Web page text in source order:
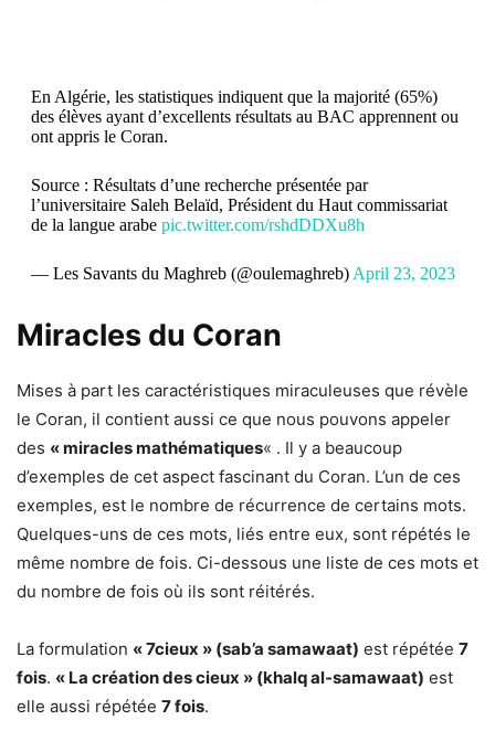
En Algérie, les statistiques indiquent que la majorité (65%)
des élèves ayant d’excellents résultats au BAC apprennent ou
ont appris le Coran.
Source : Résultats d’une recherche présentée par
l’universitaire Saleh Belaïd, Président du Haut commissariat
de la langue arabe pic.twitter.com/rshdDDXu8h
— Les Savants du Maghreb (@oulemaghreb) April 23, 2023
Miracles du Coran
Mises à part les caractéristiques miraculeuses que révèle
le Coran, il contient aussi ce que nous pouvons appeler
des « miracles mathématiques« . Il y a beaucoup
d’exemples de cet aspect fascinant du Coran. L’un de ces
exemples, est le nombre de récurrence de certains mots.
Quelques-uns de ces mots, liés entre eux, sont répétés le
même nombre de fois. Ci-dessous une liste de ces mots et
du nombre de fois où ils sont réitérés.
La formulation « 7cieux » (sab’a samawaat) est répétée 7
fois. « La création des cieux » (khalq al-samawaat) est
elle aussi répétée 7 fois.